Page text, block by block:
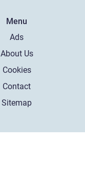
Menu
Ads
About Us
Cookies
Contact
Sitemap